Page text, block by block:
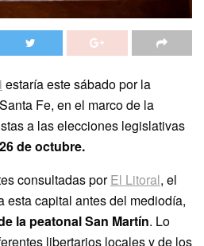
estaría este sábado por la
Fe, en el marco de la
a las elecciones legislativas
de octubre.
consultadas porEl Litoral, el
esta capital antes del mediodía,
la peatonal San Martín. Lo
libertarios locales y de los